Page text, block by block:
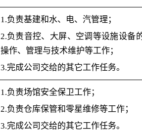
1.负责基建和水、电、汽管理；
2.负责音控、大屏、空调等设施设备
操作、管理与技术维护等工作；
3.完成公司交给的其它工作任务。
1.负责场馆安全保卫工作；
2.负责仓库保管和零星维修等工作；
3.完成公司交给的其它工作任务。